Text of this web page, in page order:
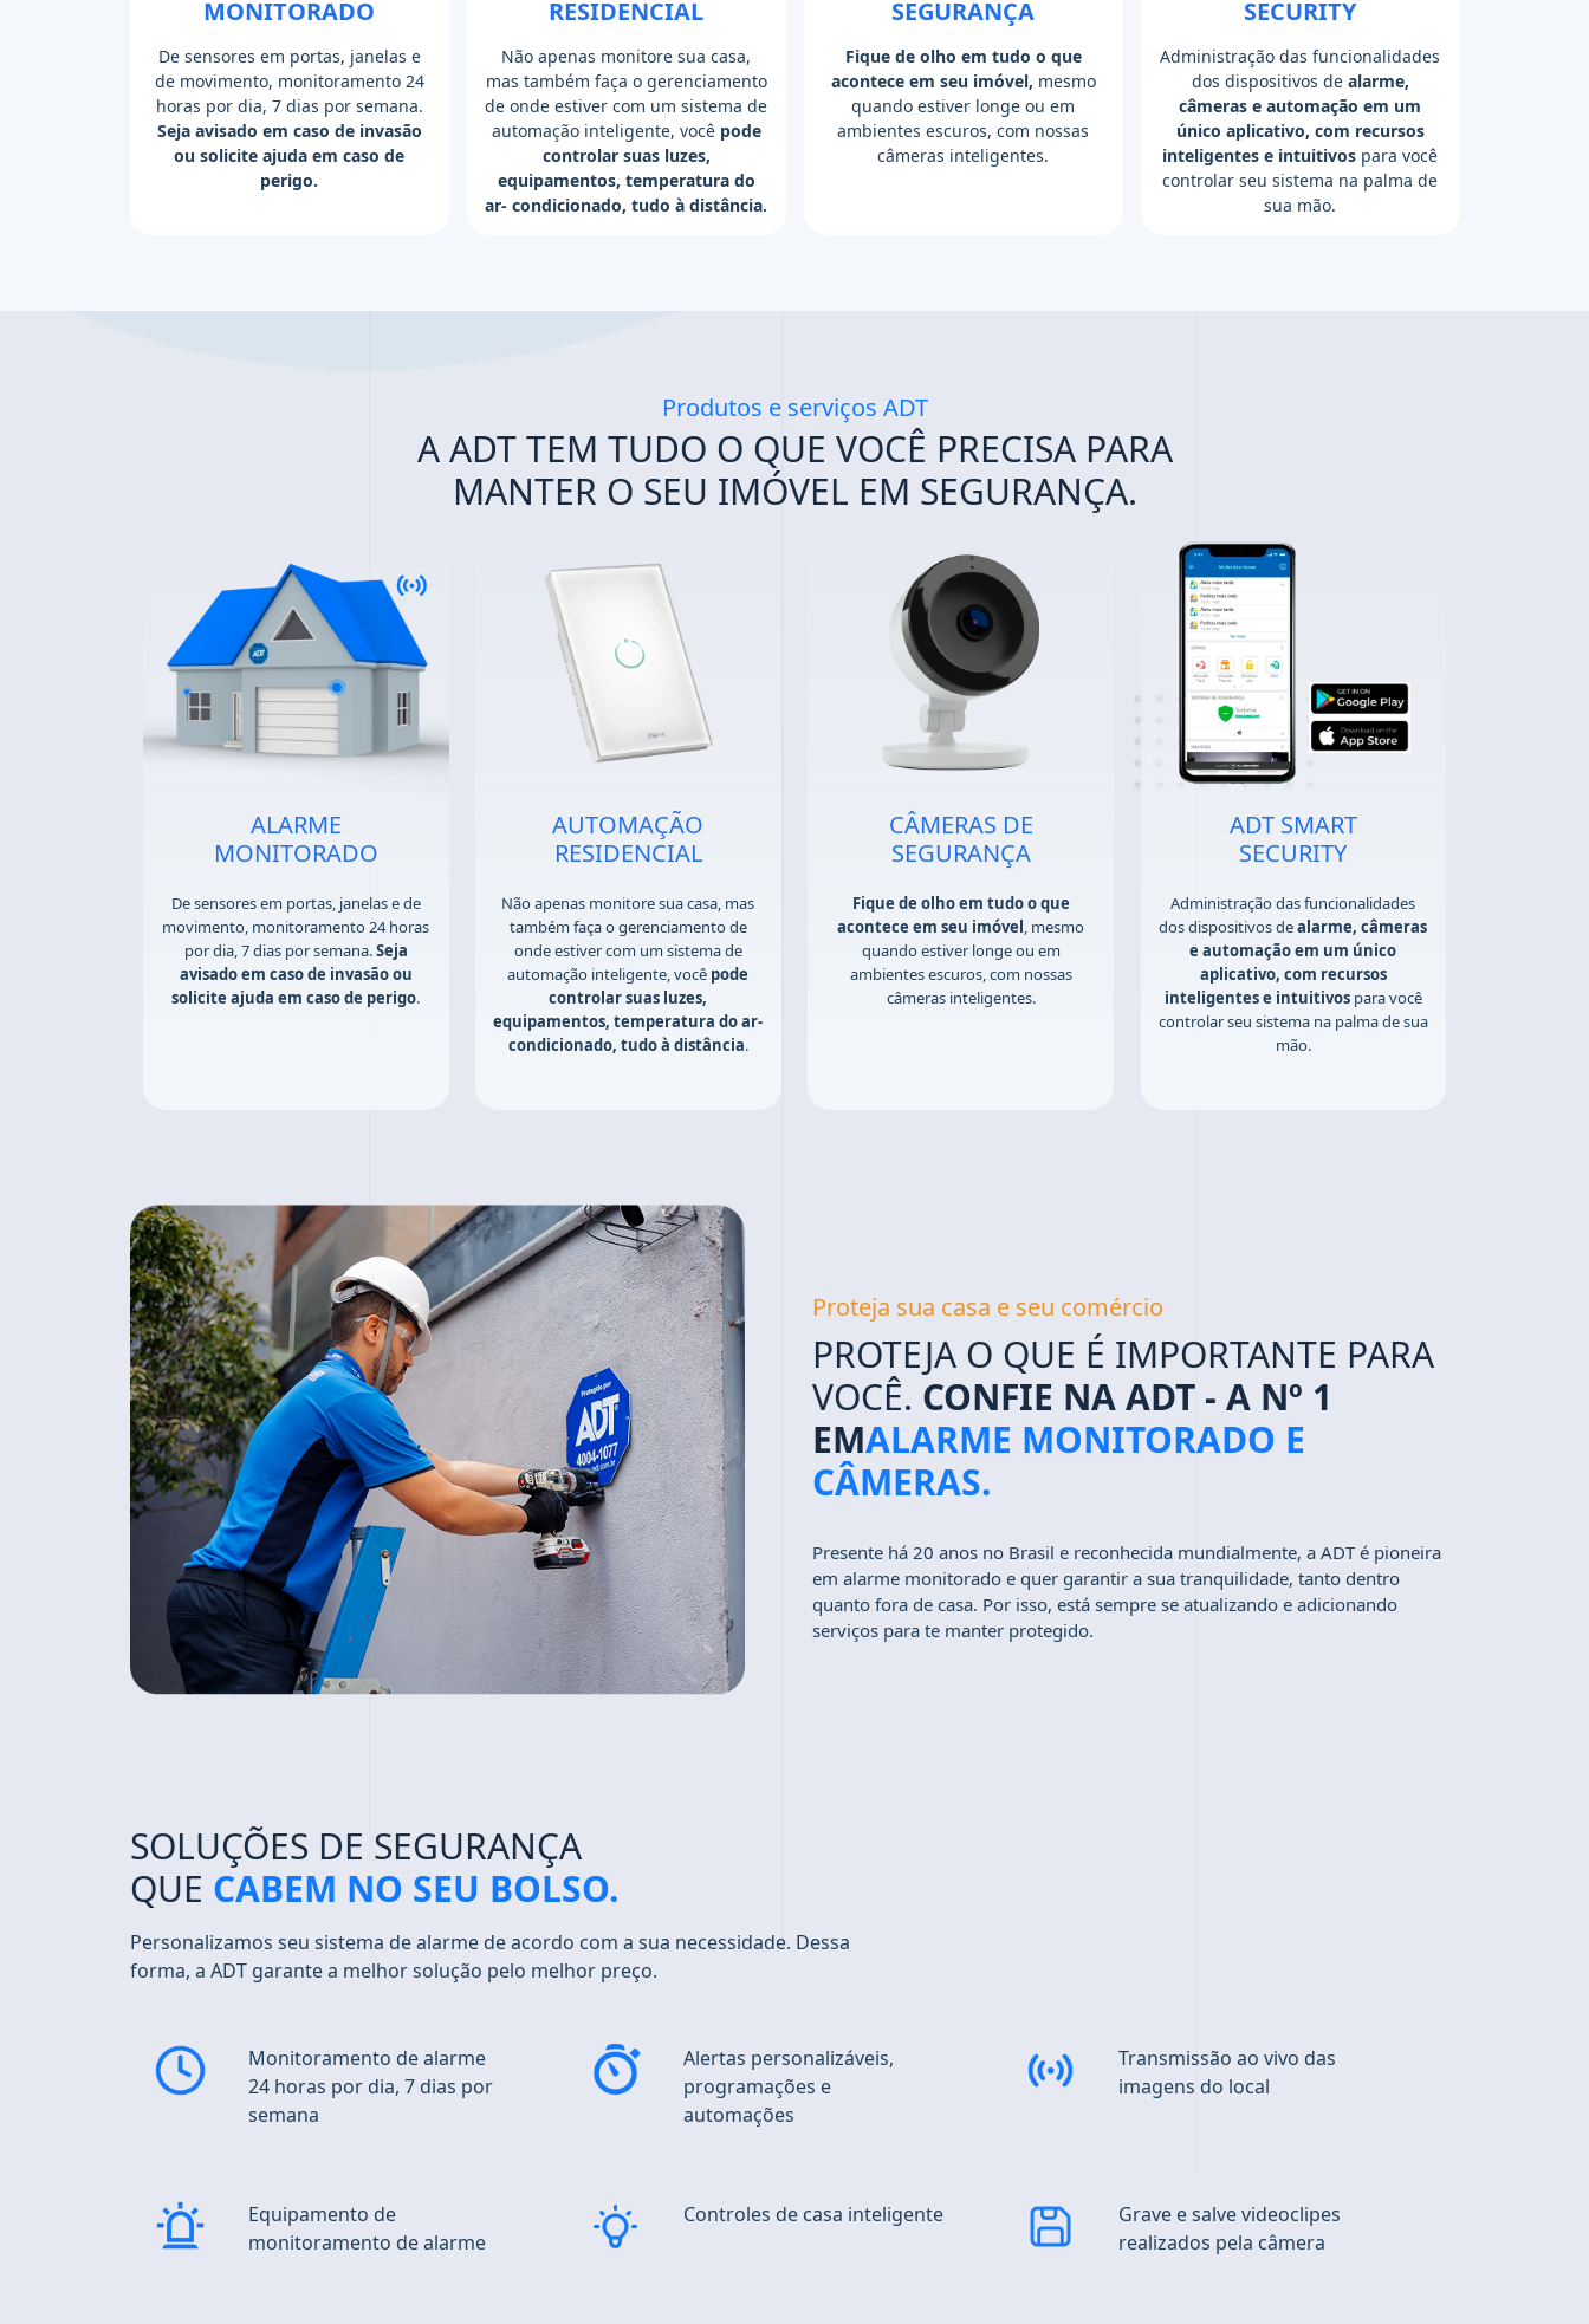
MONITORADO
De sensores em portas, janelas e
de movimento, monitoramento 24
horas por dia, 7 dias por semana.
Seja avisado em caso de invasão
ou solicite ajuda em caso de
perigo.
RESIDENCIAL
Não apenas monitore sua casa,
mas também faça o gerenciamento
de onde estiver com um sistema de
automação inteligente, você pode
controlar suas luzes,
equipamentos, temperatura do
ar- condicionado, tudo à distância.
SEGURANÇA
Fique de olho em tudo o que
acontece em seu imóvel, mesmo
quando estiver longe ou em
ambientes escuros, com nossas
câmeras inteligentes.
SECURITY
Administração das funcionalidades
dos dispositivos de alarme,
câmeras e automação em um
único aplicativo, com recursos
inteligentes e intuitivos para você
controlar seu sistema na palma de
sua mão.
Produtos e serviços ADT
A ADT TEM TUDO O QUE VOCÊ PRECISA PARA
MANTER O SEU IMÓVEL EM SEGURANÇA.
ALARME
MONITORADO
De sensores em portas, janelas e de
movimento, monitoramento 24 horas
por dia, 7 dias por semana.Seja
avisado em caso de invasão ou
solicite ajuda em caso de perigo.
AUTOMAÇÃO
RESIDENCIAL
Não apenas monitore sua casa, mas
também faça o gerenciamento de
onde estiver com um sistema de
automação inteligente, você pode
controlar suas luzes,
equipamentos, temperatura do ar-
condicionado, tudo à distância.
CÂMERAS DE
SEGURANÇA
Fique de olho em tudo o que
acontece em seu imóvel, mesmo
quando estiver longe ou em
ambientes escuros, com nossas
câmeras inteligentes.
ADT SMART
SECURITY
Administração das funcionalidades
dos dispositivos dealarme, câmeras
e automação em um único
aplicativo, com recursos
inteligentes e intuitivospara você
controlar seu sistema na palma de sua
mão.
Proteja sua casa e seu comércio
PROTEJA O QUE É IMPORTANTE PARA
VOCÊ. CONFIE NA ADT - A Nº 1
EMALARME MONITORADO E
CÂMERAS.
Presente há 20 anos no Brasil e reconhecida mundialmente, a ADT é pioneira
em alarme monitorado e quer garantir a sua tranquilidade, tanto dentro
quanto fora de casa. Por isso, está sempre se atualizando e adicionando
serviços para te manter protegido.
SOLUÇÕES DE SEGURANÇA
QUE CABEM NO SEU BOLSO.
Personalizamos seu sistema de alarme de acordo com a sua necessidade. Dessa
forma, a ADT garante a melhor solução pelo melhor preço.
Monitoramento de alarme
24 horas por dia, 7 dias por
semana
Alertas personalizáveis,
programações e
automações
Transmissãoao vivo das
imagens do local
Equipamento de
monitoramento de alarme
Controles de casa inteligente Grave esalve videoclipes
realizados pela câmera